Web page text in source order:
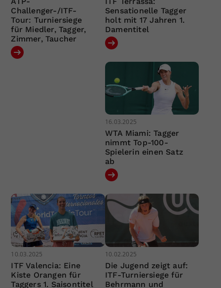
Challenger-/ITF-
Tour: Turniersiege
für Miedler, Tagger,
Zimmer, Taucher
Sensationelle Tagger
holt mit 17 Jahren 1.
Damentitel
16.03.2025
WTA Miami: Tagger
nimmt Top-100-
Spielerin einen Satz
ab
10.03.2025
ITF Valencia: Eine
Kiste Orangen für
Taggers 1. Saisontitel
10.02.2025
Die Jugend zeigt auf:
ITF-Turniersiege für
Behrmann und